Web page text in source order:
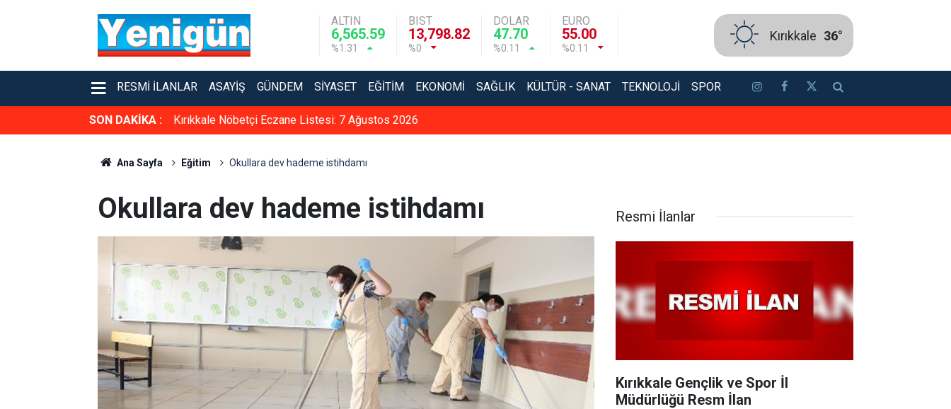
ALTIN
6,565.59
%1.31
BIST
13,798.82
%0
DOLAR
47.70
%0.11
EURO
55.00
%0.11
Kırıkkale 36°
RESMI İLANLAR ASAYIŞ GÜNDEM SIYASET EĞITIM EKONOMI SAĞLIK KÜLTÜR - SANAT TEKNOLOJI SPOR
SON DAKİKA : Kırıkkale Nöbetçi Eczane Listesi: 7 Ağustos 2026
Ana Sayfa Eğitim Okullara dev hademe istihdamı
Okullara dev hademe istihdamı Resmi İlanlar
Kırıkkale Gençlik ve Spor İl
Müdürlüğü Resm İlan